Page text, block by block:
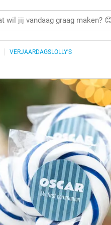
VERJAARDAGSLOLLY'S